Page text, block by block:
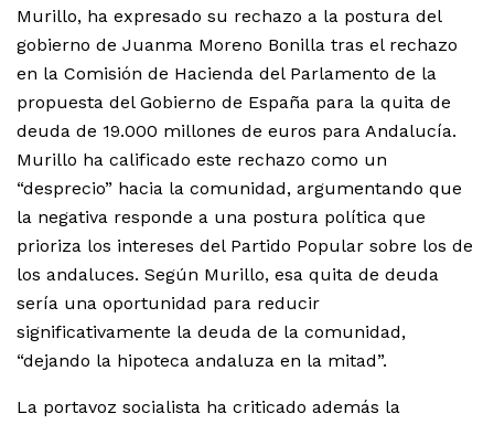
Murillo, ha expresado su rechazo a la postura del
gobierno de Juanma Moreno Bonilla tras el rechazo
en la Comisión de Hacienda del Parlamento de la
propuesta del Gobierno de España para la quita de
deuda de 19.000 millones de euros para Andalucía.
Murillo ha calificado este rechazo como un
“desprecio” hacia la comunidad, argumentando que
la negativa responde a una postura política que
prioriza los intereses del Partido Popular sobre los de
los andaluces. Según Murillo, esa quita de deuda
sería una oportunidad para reducir
significativamente la deuda de la comunidad,
“dejando la hipoteca andaluza en la mitad”.
La portavoz socialista ha criticado además la